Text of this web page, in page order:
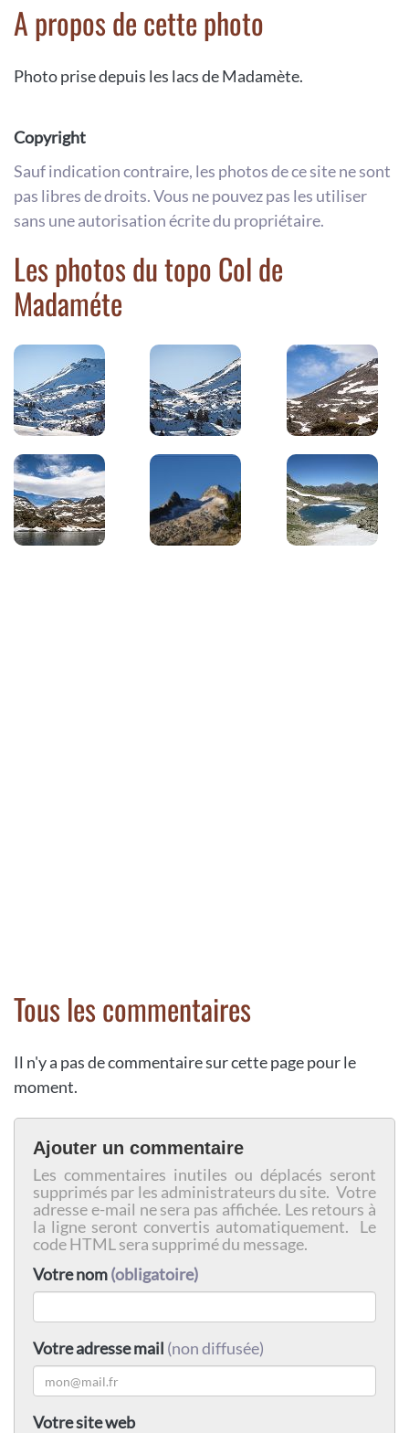
A propos de cette photo
Photo prise depuis les lacs de Madamète.
Copyright
Sauf indication contraire, les photos de ce site ne sont
pas libres de droits. Vous ne pouvez pas les utiliser
sans une autorisation écrite du propriétaire.
Les photos du topo Col de
Madaméte
Tous les commentaires
Il n'y a pas de commentaire sur cette page pour le
moment.
Ajouter un commentaire
Les commentaires inutiles ou déplacés seront
supprimés par les administrateurs du site. Votre
adresse e-mail ne sera pas affichée. Les retours à
la ligne seront convertis automatiquement. Le
code HTML sera supprimé du message.
Votre nom(obligatoire)
Votre adresse mail (non diffusée)
Votre site web